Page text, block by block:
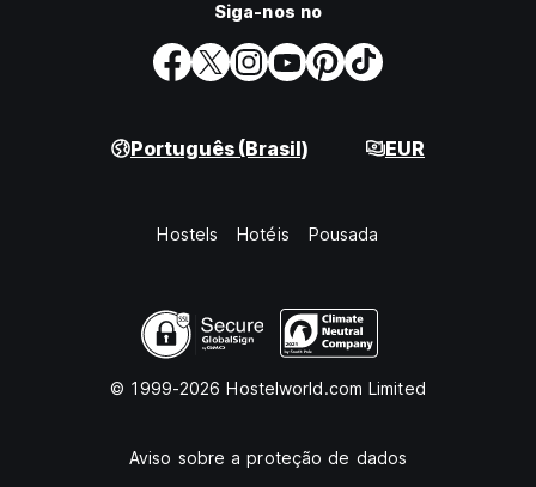
Siga-nos no
Português (Brasil) EUR
Hostels Hotéis Pousada
© 1999-2026 Hostelworld.com Limited
Aviso sobre a proteção de dados